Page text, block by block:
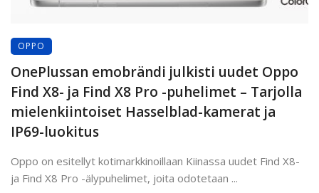
OPPO
OnePlussan emobrändi julkisti uudet Oppo
Find X8- ja Find X8 Pro -puhelimet – Tarjolla
mielenkiintoiset Hasselblad-kamerat ja
IP69-luokitus
Oppo on esitellyt kotimarkkinoillaan Kiinassa uudet Find X8-
ja Find X8 Pro -älypuhelimet, joita odotetaan ...